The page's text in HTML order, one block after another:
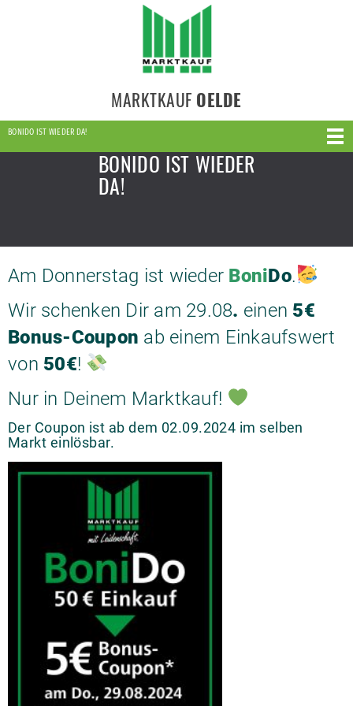
MARKTKAUF OELDE
BONIDO IST WIEDER DA!
BONIDO IST WIEDER
DA!
Am Donnerstag ist wieder BoniDo.
Wir schenken Dir am 29.08. einen 5€
Bonus-Coupon ab einem Einkaufswert
von 50€!
Nur in Deinem Marktkauf!
Der Coupon ist ab dem 02.09.2024 im selben
Markt einlösbar.